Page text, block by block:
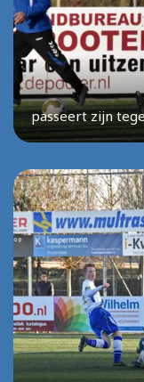
passeert zijn